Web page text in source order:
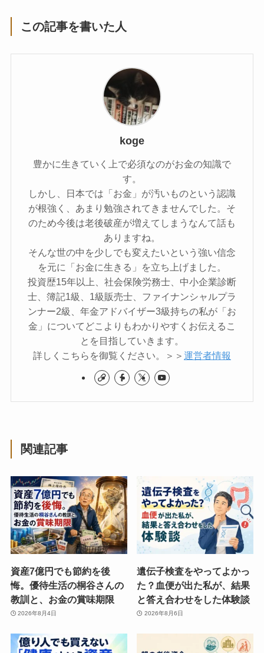
この記事を書いた人
koge
豊かに生きていく上で必須なのがお金の知識で
す。
しかし、日本では「お金」が汚いものという認識
が根強く、あまり勉強されてきませんでした。そ
のため今後は老後破産が増えてしまうなんて話も
ありますね。
そんな世の中を少しでも変えたいという強い信念
を元に「お金に生きる」を立ち上げました。
投資歴15年以上、社会保険労務士、中小企業診断
士、簿記1級、1級販売士、ファイナンシャルプラ
ンナー2級、年金アドバイザー3級持ちの私が「お
金」についてどこよりもわかりやすくお伝えるこ
とを目指していきます。
詳しくこちらを御覧ください。＞＞ 運営者情報
関連記事
資産7億円でも節約を後
悔。優待生活の桐谷さんの
教訓と、お金の賞味期限
2026年8月4日
遺伝子検査をやってよかっ
た？血便が出た私が、結果
と答え合わせをした体験談
2026年8月6日